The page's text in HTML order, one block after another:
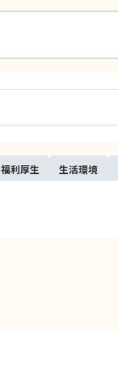
福利厚生 生活環境